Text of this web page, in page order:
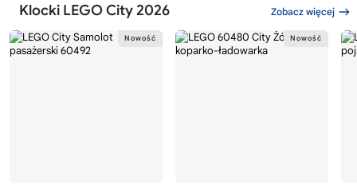
Klocki LEGO City 2026 Zobacz więcej